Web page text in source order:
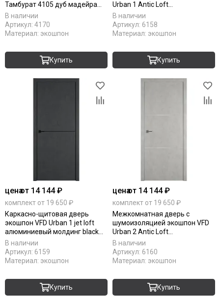
Тамбурат 4105 дуб мадейра
алюминиевая кромка чёрная
матовая глухая
В наличии
Артикул: 4170
Материал: экошпон
Купить
Urban 1 Antic Loft
алюминиевый молдинг silver
mould
В наличии
Артикул: 6158
Материал: экошпон
Купить
ценаот 14 144 ₽
комплект от 19 650 ₽
Каркасно-щитовая дверь
экошпон VFD Urban 1 jet loft
алюминиевый молдинг black
mould
В наличии
Артикул: 6159
Материал: экошпон
Купить
ценаот 14 144 ₽
комплект от 19 650 ₽
Межкомнатная дверь с
шумоизоляцией экошпон VFD
Urban 2 Antic Loft
алюминиевый молдинг silver
mould
В наличии
Артикул: 6160
Материал: экошпон
Купить